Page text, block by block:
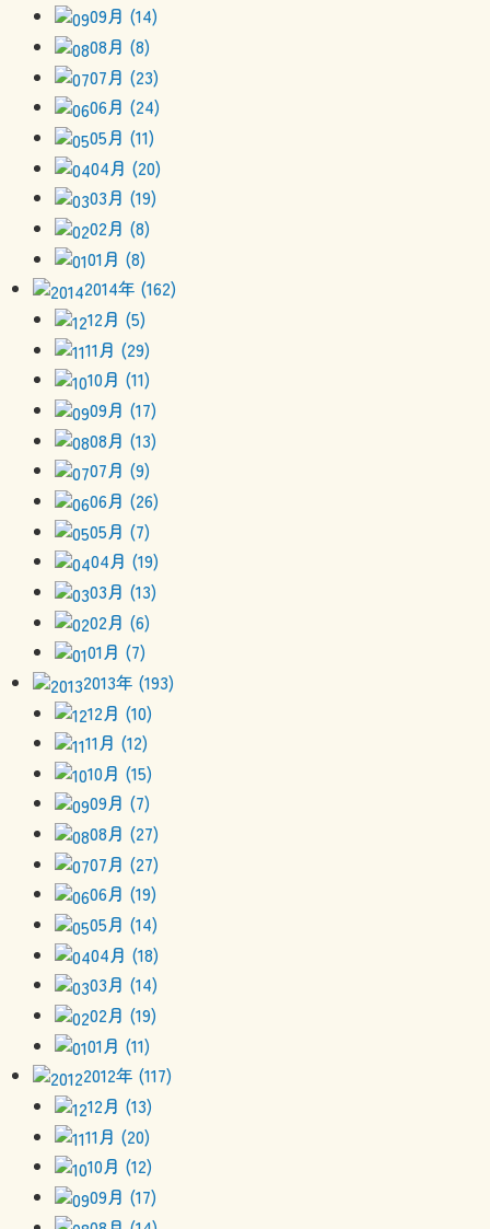
09月 (14)
08月 (8)
07月 (23)
06月 (24)
05月 (11)
04月 (20)
03月 (19)
02月 (8)
01月 (8)
2014年 (162)
12月 (5)
11月 (29)
10月 (11)
09月 (17)
08月 (13)
07月 (9)
06月 (26)
05月 (7)
04月 (19)
03月 (13)
02月 (6)
01月 (7)
2013年 (193)
12月 (10)
11月 (12)
10月 (15)
09月 (7)
08月 (27)
07月 (27)
06月 (19)
05月 (14)
04月 (18)
03月 (14)
02月 (19)
01月 (11)
2012年 (117)
12月 (13)
11月 (20)
10月 (12)
09月 (17)